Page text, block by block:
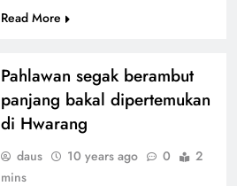
Read More
Pahlawan segak berambut
panjang bakal dipertemukan
di Hwarang
daus 10 years ago 0
2
mins